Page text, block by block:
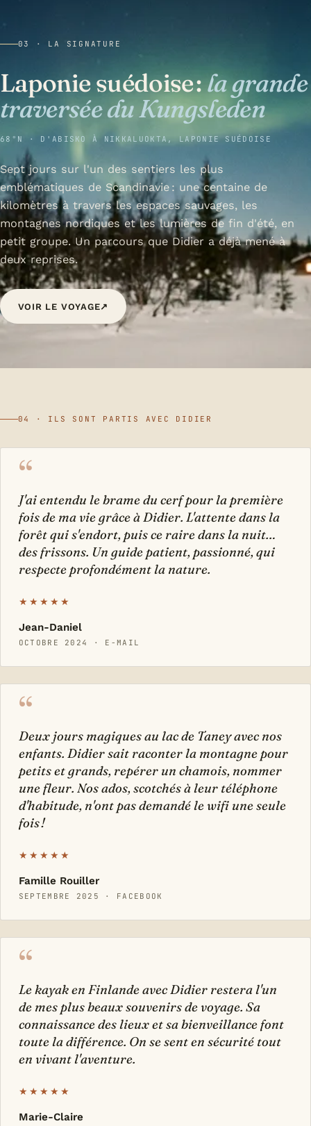
03 · LA SIGNATURE
Laponie suédoise :la grande
traversée du Kungsleden
68°N · D'ABISKO À NIKKALUOKTA, LAPONIE SUÉDOISE
Sept jours sur l'un des sentiers les plus
emblématiques de Scandinavie : une centaine de
kilomètres à travers les espaces sauvages, les
montagnes nordiques et les lumières de fin d'été, en
petit groupe. Un parcours que Didier a déjà mené à
deux reprises.
VOIR LE VOYAGE↗
04 · ILS SONT PARTIS AVEC DIDIER
“
J'ai entendu le brame du cerf pour la première
fois de ma vie grâce à Didier. L'attente dans la
forêt qui s'endort, puis ce raire dans la nuit…
des frissons. Un guide patient, passionné, qui
respecte profondément la nature.
★★★★★
Jean-Daniel
OCTOBRE 2024 · E-MAIL
“
Deux jours magiques au lac de Taney avec nos
enfants. Didier sait raconter la montagne pour
petits et grands, repérer un chamois, nommer
une fleur. Nos ados, scotchés à leur téléphone
d'habitude, n'ont pas demandé le wifi une seule
fois !
★★★★★
Famille Rouiller
SEPTEMBRE 2025 · FACEBOOK
“
Le kayak en Finlande avec Didier restera l'un
de mes plus beaux souvenirs de voyage. Sa
connaissance des lieux et sa bienveillance font
toute la différence. On se sent en sécurité tout
en vivant l'aventure.
★★★★★
Marie-Claire